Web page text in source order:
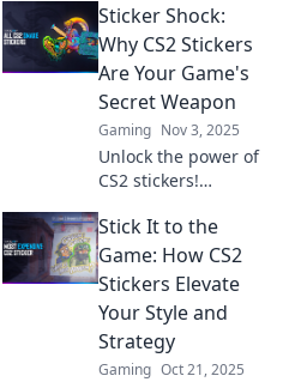
ways to showcase
your stickers and
make your
unforgettable. Click
to learn more!
Sticker Shock:
Why CS2 Stickers
Are Your Game's
Secret Weapon
Gaming Nov 3, 2025
Unlock the power of
CS2 stickers!
hidden gems can
elevate your
gameplay and give
edge you need!
Stick It to the
Game: How CS2
Stickers Elevate
Your Style and
Strategy
Gaming Oct 21, 2025